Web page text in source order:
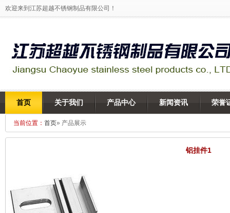
欢迎来到江苏超越不锈钢制品有限公司！
首页 关于我们 产品中心 新闻资讯 荣誉
当前位置： 首页» 产品展示
铝挂件1